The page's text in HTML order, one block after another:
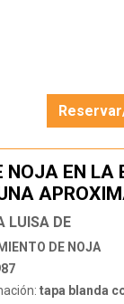
NOJA EN LA
LUISA DE
DE NOJA
tapa blanda